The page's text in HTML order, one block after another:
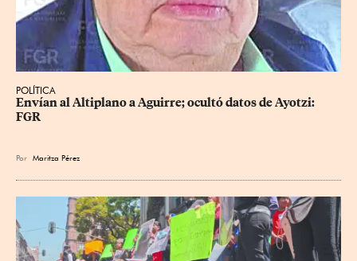
POLÍTICA
Envían al Altiplano a Aguirre; ocultó datos de Ayotzi:
FGR
Por Maritza Pérez